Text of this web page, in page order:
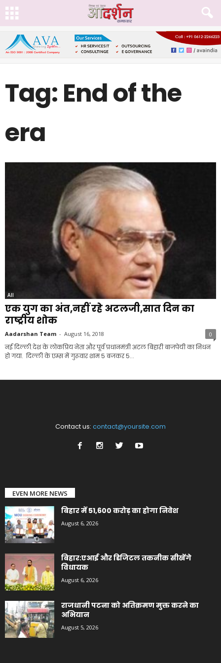
Tag: End of the
era
All
एक युग का अंत,नहीं रहे अटलजी,सात दिन का
राष्ट्रीय शोक
Aadarshan Team - August 16, 2018 0
नई दिल्ली.देश के लोकप्रिय नेता और पूर्व प्रधानमंत्री अटल बिहारी बाजपेयी का निधन
हो गया. दिल्ली के एम्स में गुरूवार शाम 5 बजकर 5...
Contact us: contact@yoursite.com
EVEN MORE NEWS
बिहार में 51,600 करोड़ का होगा निवेश
August 6, 2026
बिहार:एआई और डिजिटल तकनीक सीखेंगे
विधायक
August 6, 2026
राजधानी पटना को अतिक्रमण मुक्त करने का
अभियान
August 5, 2026